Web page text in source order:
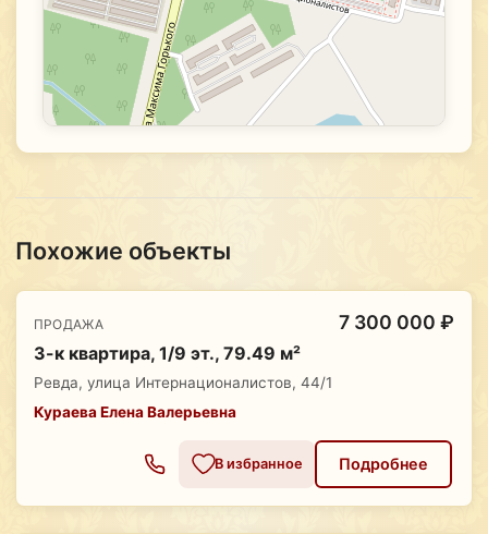
Похожие объекты
ПРОДАЖА 7 300 000 ₽
3-к квартира, 1/9 эт., 79.49 м²
Ревда, улица Интернационалистов, 44/1
Кураева Елена Валерьевна
В избранное Подробнее